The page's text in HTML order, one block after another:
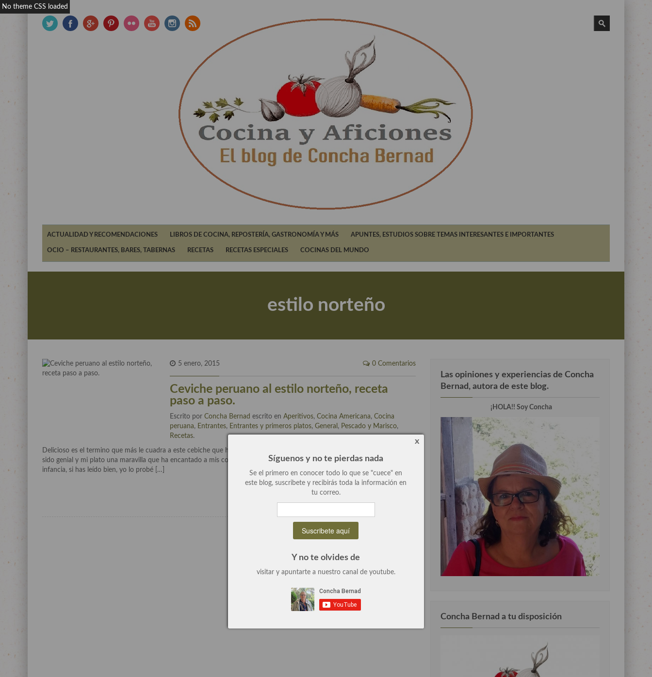
ACTUALIDAD Y RECOMENDACIONES LIBROS DE COCINA, REPOSTERÍA, GASTRONOMÍA Y MÁS APUNTES, ESTUDIOS SOBRE TEMAS INTERESANTES E IMPORTANTES
OCIO – RESTAURANTES, BARES, TABERNAS RECETAS RECETAS ESPECIALES COCINAS DEL MUNDO
estilo norteño
5 enero, 2015 0 Comentarios
Ceviche peruano al estilo norteño, receta
paso a paso.
Escrito porConcha Bernad escrito enAperitivos,Cocina Americana,Cocina
peruana, Entrantes, Entrantes y primeros platos,General , Pescado y Marisco,
Recetas.
Delicioso es el termino que más le cuadra a este cebiche que he preparado con una súper receta por lo que el resultado ha
sido genial y mi plato una maravilla que ha encantado a mis comensales. El cebiche es un plato que me encanta desde mi
infancia, si has leído bien, yo lo probé […]
Las opiniones y experiencias de Concha
Bernad, autora de este blog.
¡HOLA!! Soy Concha
Concha Bernad a tu disposición
x
Síguenos y no te pierdas nada
Se el primero en conocer todo lo que se "cuece" en
este blog, suscribete y recibirás toda la información en
tu correo.
Y no te olvides de
visitar y apuntarte a nuestro canal de youtube.
No theme CSS loaded